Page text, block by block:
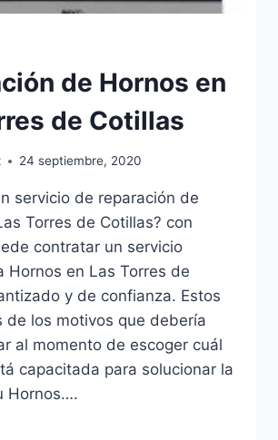
de Hornos en
de Cotillas
24 septiembre, 2020
servicio de reparación de
Torres de Cotillas? con
contratar un servicio
Hornos en Las Torres de
y de confianza. Estos
de los motivos que debería
al momento de escoger cuál
capacitada para solucionar la
Hornos….